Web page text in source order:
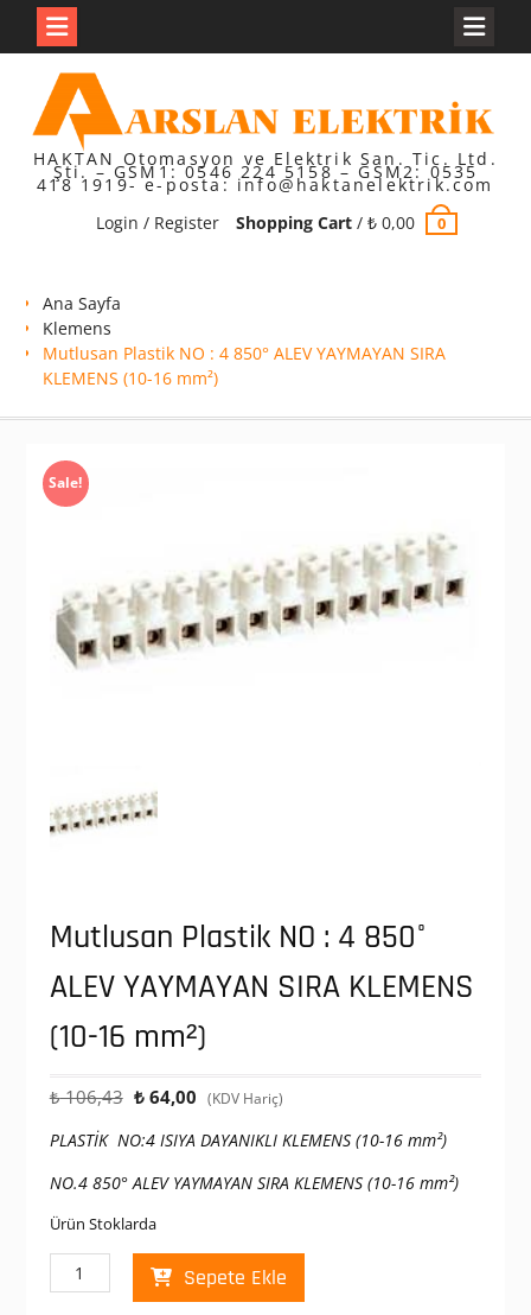
content
HAKTAN Otomasyon ve Elektrik San. Tic. Ltd.
Şti. – GSM1: 0546 224 5158 – GSM2: 0535
418 1919- e-posta: info@haktanelektrik.com
Login / Register
Shopping Cart/ ₺0,00 0
Ana Sayfa
Klemens
Mutlusan Plastik NO : 4 850° ALEV YAYMAYAN SIRA
KLEMENS (10-16 mm²)
Sale!
Mutlusan Plastik NO : 4 850°
ALEV YAYMAYAN SIRA KLEMENS
(10-16 mm²)
₺106,43 Orijinal
₺ 106,43.
₺64,00 Şu
fiyat:
₺ 64,00.
(KDV Hariç)
PLASTİK NO:4 ISIYA DAYANIKLI KLEMENS (10-16 mm²)
NO.4 850° ALEV YAYMAYAN SIRA KLEMENS (10-16 mm²)
Ürün Stoklarda
Mutlusan
Plastik
Sepete Ekle